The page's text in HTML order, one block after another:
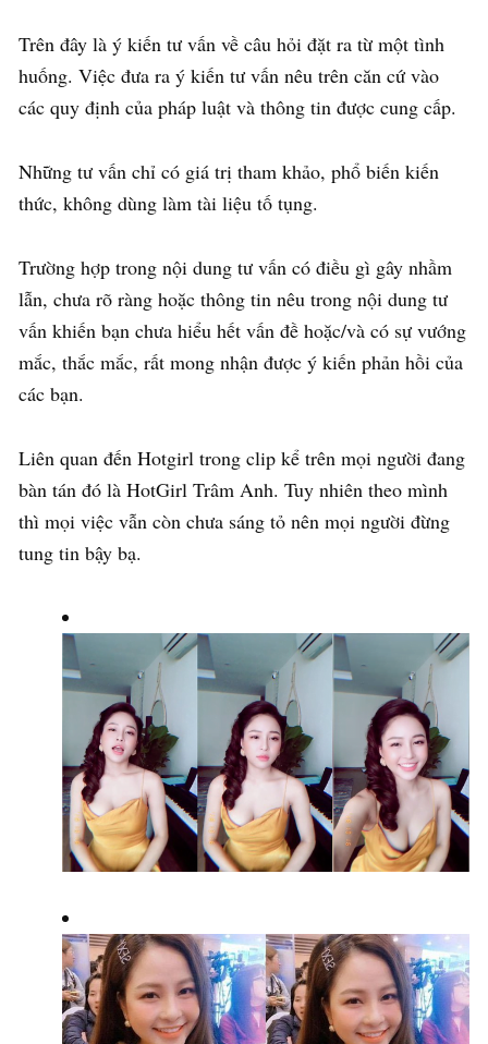
Trên đây là ý kiến tư vấn về câu hỏi đặt ra từ một tình
huống. Việc đưa ra ý kiến tư vấn nêu trên căn cứ vào
các quy định của pháp luật và thông tin được cung cấp.
Những tư vấn chỉ có giá trị tham khảo, phổ biến kiến
thức, không dùng làm tài liệu tố tụng.
Trường hợp trong nội dung tư vấn có điều gì gây nhầm
lẫn, chưa rõ ràng hoặc thông tin nêu trong nội dung tư
vấn khiến bạn chưa hiểu hết vấn đề hoặc/và có sự vướng
mắc, thắc mắc, rất mong nhận được ý kiến phản hồi của
các bạn.
Liên quan đến Hotgirl trong clip kể trên mọi người đang
bàn tán đó là HotGirl Trâm Anh. Tuy nhiên theo mình
thì mọi việc vẫn còn chưa sáng tỏ nên mọi người đừng
tung tin bậy bạ.